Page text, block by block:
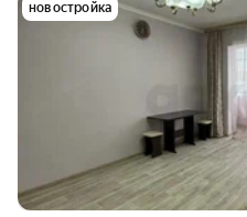
новостройка